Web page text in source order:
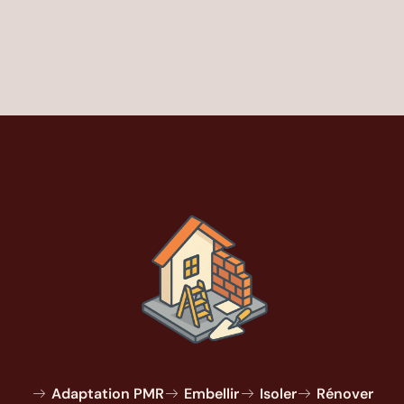
Adaptation PMR Embellir Isoler Rénover